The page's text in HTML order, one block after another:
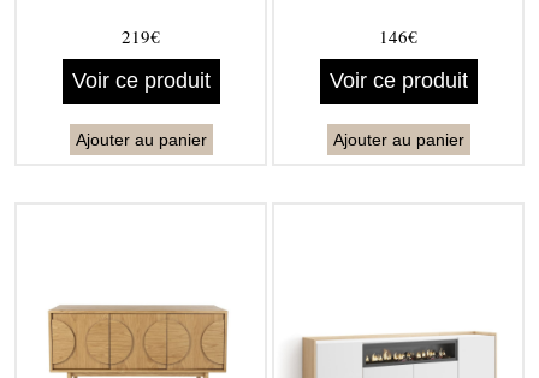
219€
Voir ce produit
Ajouter au panier
146€
Voir ce produit
Ajouter au panier